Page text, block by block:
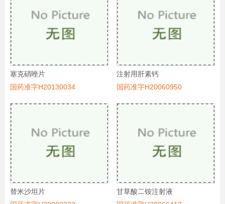
塞克硝唑片
国药准字H20130034
注射用肝素钙
国药准字H20060950
替米沙坦片
甘草酸二铵注射液